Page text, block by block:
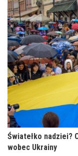
Światełko nadziei?
wobec Ukrainy